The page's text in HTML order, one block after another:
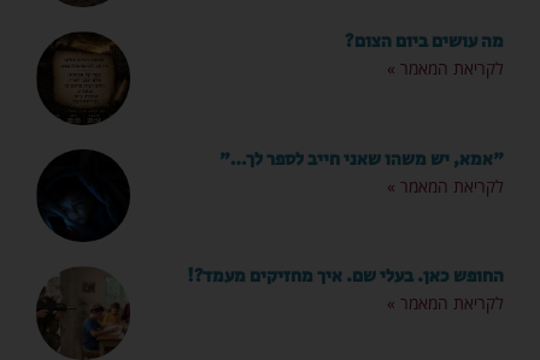
מה עושים ביום הצום?
לקריאת המאמר »
"אמא, יש משהו שאני חייב לספר לך…"
לקריאת המאמר »
החופש כאן. בעלי שם. איך מחזיקים מעמד?!
לקריאת המאמר »